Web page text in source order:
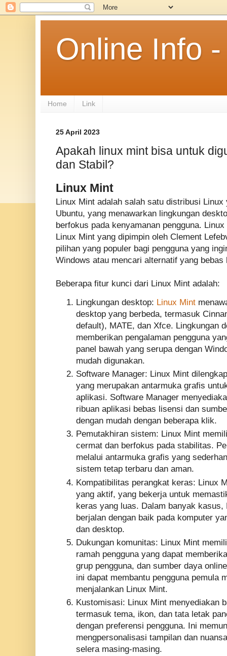
Online Info
Home Link
25 April 2023
Apakah linux mint bisa untuk
dan Stabil?
Linux Mint
Linux Mint adalah salah satu distribusi
Ubuntu, yang menawarkan lingkungan
berfokus pada kenyamanan pengguna.
Linux Mint yang dipimpin oleh Clement
pilihan yang populer bagi pengguna yang
Windows atau mencari alternatif yang
Beberapa fitur kunci dari Linux Mint adalah:
Lingkungan desktop: Linux Mint
desktop yang berbeda, termasuk
default), MATE, dan Xfce. Lingkungan
memberikan pengalaman pengguna
panel bawah yang serupa dengan
mudah digunakan.
Software Manager: Linux Mint
yang merupakan antarmuka grafis
aplikasi. Software Manager
ribuan aplikasi bebas lisensi dan
dengan mudah dengan beberapa klik.
Pemutakhiran sistem: Linux Mint
cermat dan berfokus pada stabilitas.
melalui antarmuka grafis yang
sistem tetap terbaru dan aman.
Kompatibilitas perangkat keras: Linux
yang aktif, yang bekerja untuk
keras yang luas. Dalam banyak
berjalan dengan baik pada komputer
dan desktop.
Dukungan komunitas: Linux Mint
ramah pengguna yang dapat
grup pengguna, dan sumber daya
ini dapat membantu pengguna pemula
menjalankan Linux Mint.
Kustomisasi: Linux Mint menyediakan
termasuk tema, ikon, dan tata letak
dengan preferensi pengguna. Ini
mengpersonalisasi tampilan dan
selera masing-masing.